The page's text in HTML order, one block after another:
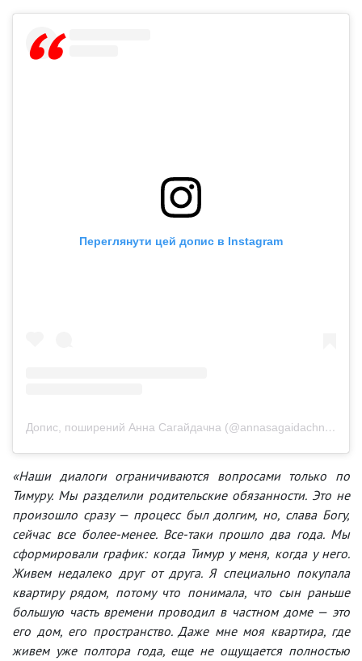
Переглянути цей допис в Instagram
Допис, поширений Анна Сагайдачна (@annasagaidachnaya)
«Наши диалоги ограничиваются вопросами только по
Тимуру. Мы разделили родительские обязанности. Это не
произошло сразу — процесс был долгим, но, слава Богу,
сейчас все более-менее. Все-таки прошло два года. Мы
сформировали график: когда Тимур у меня, когда у него.
Живем недалеко друг от друга. Я специально покупала
квартиру рядом, потому что понимала, что сын раньше
большую часть времени проводил в частном доме — это
его дом, его пространство. Даже мне моя квартира, где
живем уже полтора года, еще не ощущается полностью